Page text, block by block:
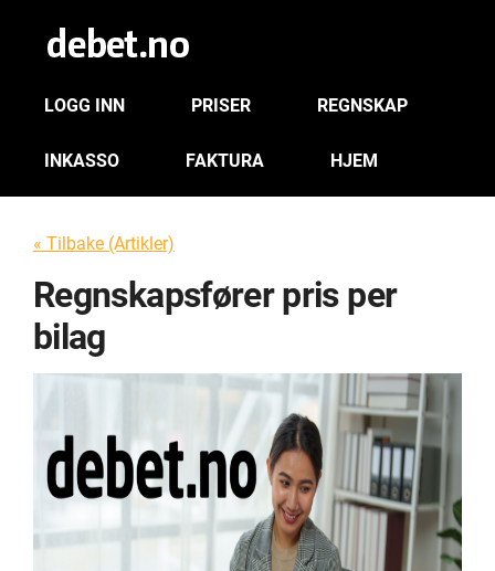
LOGG INN PRISER REGNSKAP
INKASSO FAKTURA HJEM
« Tilbake (Artikler)
Regnskapsfører pris per
bilag